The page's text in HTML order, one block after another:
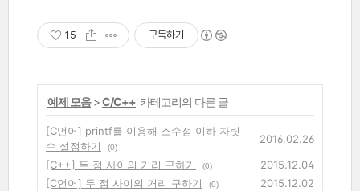
15 구독하기
'예제 모음>C/C++' 카테고리의 다른 글
[C언어] printf를 이용해 소수점 이하 자릿
수 설정하기
(0)
2016.02.26
[C++] 두 점 사이의 거리 구하기
(0)
2015.12.04
[C언어] 두 점 사이의 거리 구하기
(0)
2015.12.02